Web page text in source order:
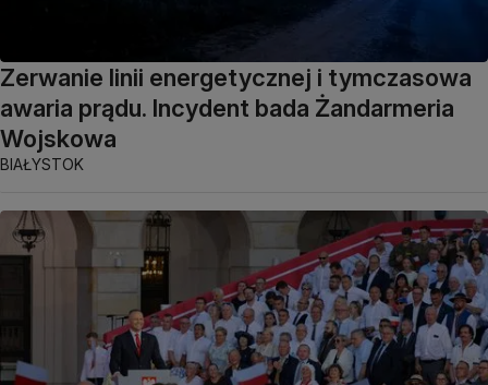
Zerwanie linii energetycznej i tymczasowa
awaria prądu. Incydent bada Żandarmeria
Wojskowa
BIAŁYSTOK